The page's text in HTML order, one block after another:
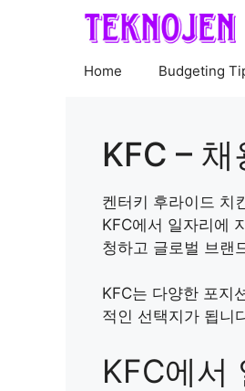
Home Budgeting
KFC –
켄터키 후라이드 치
KFC에서 일자리에
청하고 글로벌 브랜
KFC는 다양한 포지
적인 선택지가 됩니
KFC에서